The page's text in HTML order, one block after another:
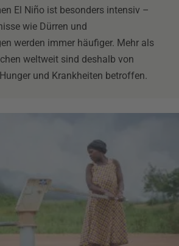
El Niño ist besonders intensiv –
wie Dürren und
werden immer häufiger. Mehr als
weltweit sind deshalb von
und Krankheiten betroffen.